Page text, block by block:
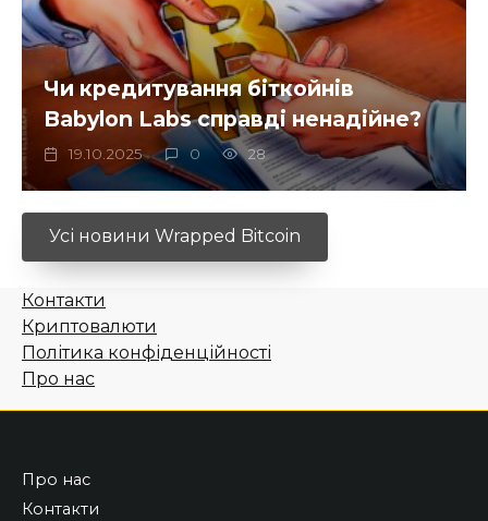
Чи кредитування біткойнів
Babylon Labs справді ненадійне?
19.10.2025 0 28
Усі новини Wrapped Bitcoin
Контакти
Криптовалюти
Політика конфіденційності
Про нас
Про нас
Контакти